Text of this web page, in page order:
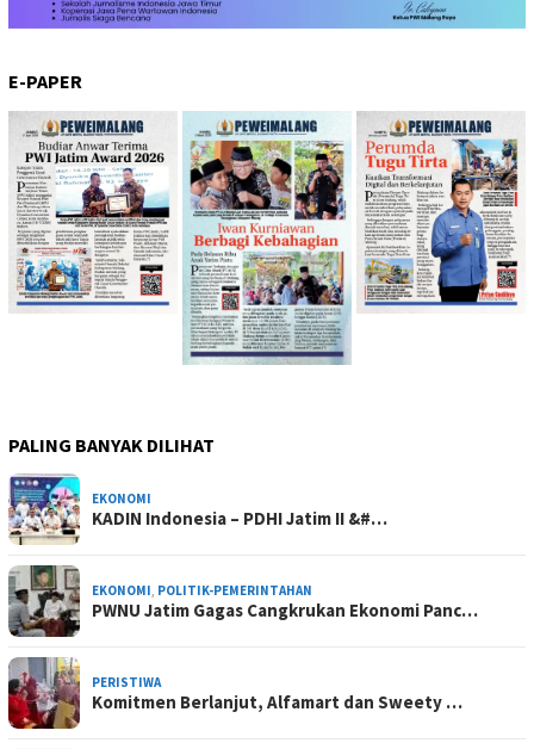
E-PAPER
PALING BANYAK DILIHAT
EKONOMI
KADIN Indonesia – PDHI Jatim II &#…
EKONOMI, POLITIK-PEMERINTAHAN
PWNU Jatim Gagas Cangkrukan Ekonomi Panc…
PERISTIWA
Komitmen Berlanjut, Alfamart dan Sweety …